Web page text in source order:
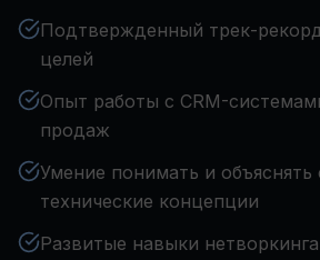
Подтвержденный трек-
целей
Опыт работы с CRM-
продаж
Умение понимать и
технические концепции
Развитые навыки